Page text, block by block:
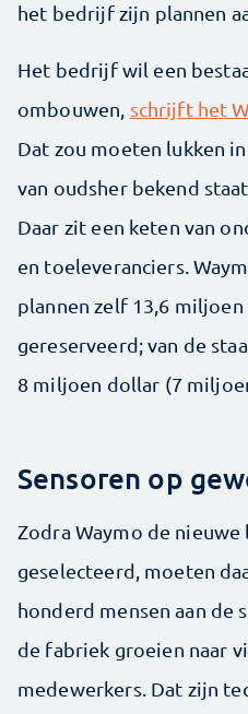
het bedrijf zijn plannen
Het bedrijf wil een
ombouwen, schrijft het
Dat zou moeten lukken
van oudsher bekend
Daar zit een keten van
en toeleveranciers.
plannen zelf 13,6
gereserveerd; van de
8 miljoen dollar (7
Sensoren op
Zodra Waymo de
geselecteerd, moeten
honderd mensen aan de
de fabriek groeien naar
medewerkers. Dat zijn